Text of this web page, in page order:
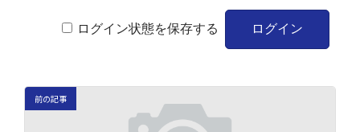
ログイン状態を保存する
前の記事